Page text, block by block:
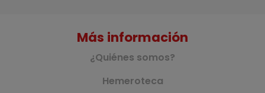
Más información
¿Quiénes somos?
Hemeroteca